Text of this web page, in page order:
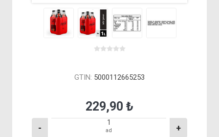
GTIN: 5000112665253
229,90 ₺
- ad +